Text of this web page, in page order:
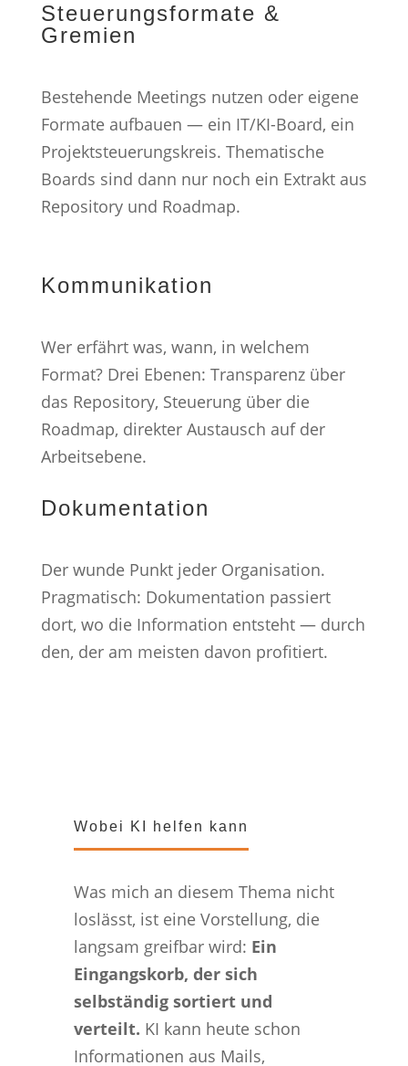
Steuerungsformate &
Gremien
Bestehende Meetings nutzen oder eigene
Formate aufbauen — ein IT/KI-Board, ein
Projektsteuerungskreis. Thematische
Boards sind dann nur noch ein Extrakt aus
Repository und Roadmap.
Kommunikation
Wer erfährt was, wann, in welchem
Format? Drei Ebenen: Transparenz über
das Repository, Steuerung über die
Roadmap, direkter Austausch auf der
Arbeitsebene.
Dokumentation
Der wunde Punkt jeder Organisation.
Pragmatisch: Dokumentation passiert
dort, wo die Information entsteht — durch
den, der am meisten davon profitiert.
Wobei KI helfen kann
Was mich an diesem Thema nicht
loslässt, ist eine Vorstellung, die
langsam greifbar wird: Ein
Eingangskorb, der sich
selbständig sortiert und
verteilt. KI kann heute schon
Informationen aus Mails,